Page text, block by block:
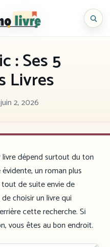
: Ses 5
Livres
juin 2, 2026
livre dépend surtout du ton
un roman plus
de suite envie de
choisir un livre qui
cette recherche. Si
vous êtes au bon endroit.